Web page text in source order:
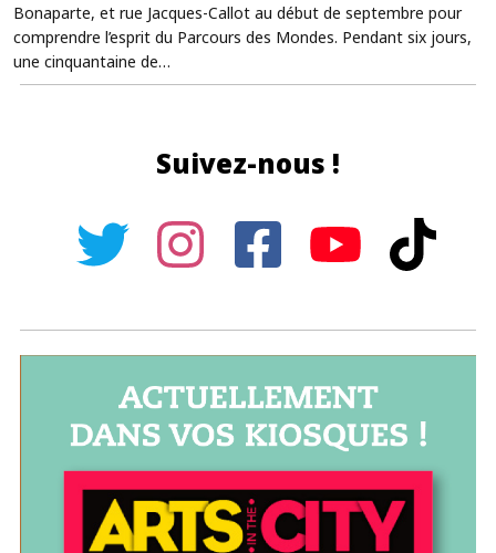
Bonaparte, et rue Jacques-Callot au début de septembre pour
comprendre l’esprit du Parcours des Mondes. Pendant six jours,
une cinquantaine de…
Suivez-nous !